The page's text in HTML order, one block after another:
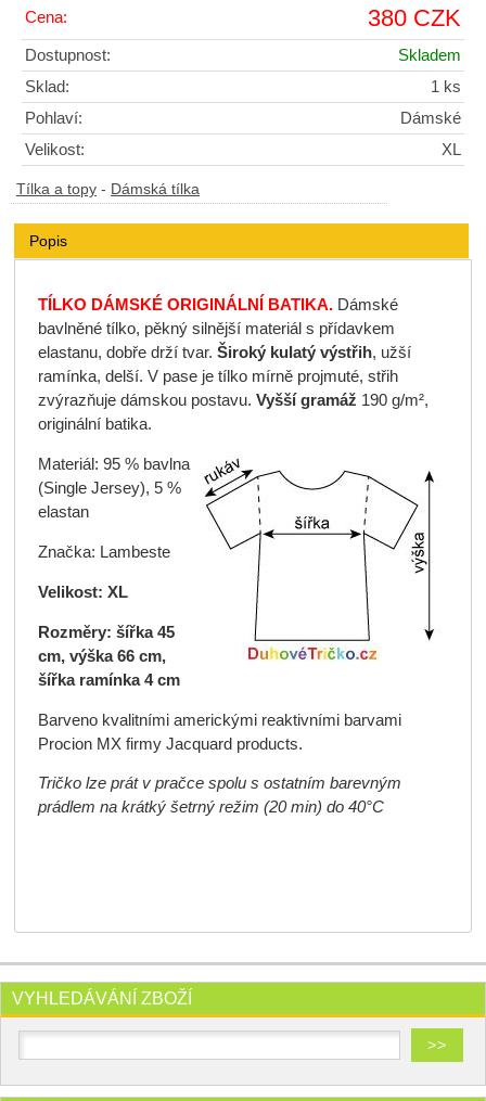
Cena: 380 CZK
Dostupnost:
Skladem
Sklad:
1 ks
Pohlaví:
Dámské
Velikost:
XL
Tílka a topy - Dámská tílka
Popis
TÍLKO DÁMSKÉ ORIGINÁLNÍ BATIKA. Dámské
bavlněné tílko, pěkný silnější materiál s přídavkem
elastanu, dobře drží tvar. Široký kulatý výstřih, užší
ramínka, delší. V pase je tílko mírně projmuté, střih
zvýrazňuje dámskou postavu. Vyšší gramáž 190 g/m²,
originální batika.
Materiál: 95 % bavlna
(Single Jersey), 5 %
elastan
Značka: Lambeste
Velikost: XL
Rozměry: šířka 45
cm, výška 66 cm,
šířka ramínka 4 cm
Barveno kvalitními americkými reaktivními barvami
Procion MX firmy Jacquard products.
Tričko lze prát v pračce spolu s ostatním barevným
prádlem na krátký šetrný režim (20 min) do 40°C
VYHLEDÁVÁNÍ ZBOŽÍ